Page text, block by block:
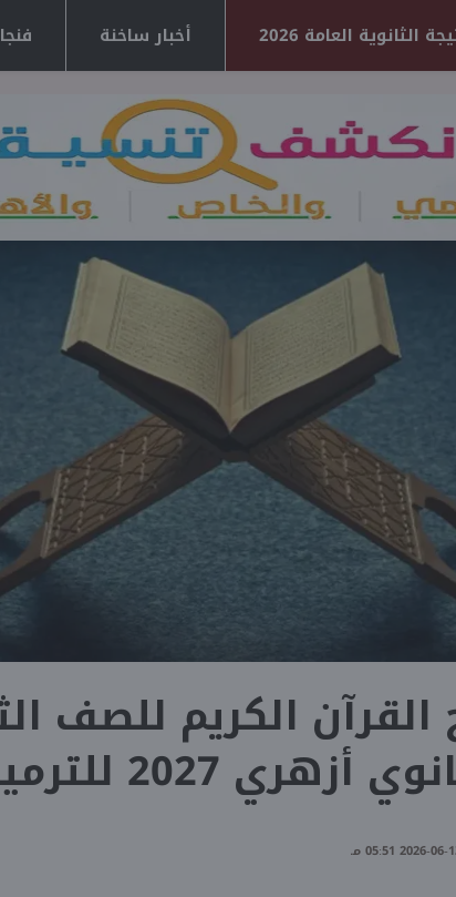
الثانوية العامة 2026 أخبار ساخنة
الكريم للصف
أزهري 2027 للترمين